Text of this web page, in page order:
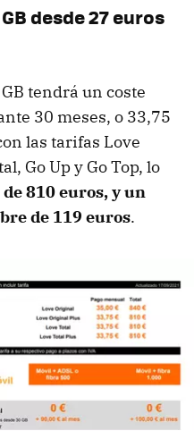
desde 27 euros
tendrá un coste
30 meses, o 33,75
las tarifas Love
Go Up y Go Top, lo
810 euros, y un
de 119 euros.